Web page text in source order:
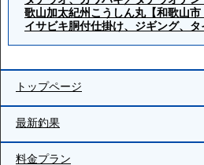
歌山加太紀州こうしん丸【和歌山
イサビキ胴付仕掛け、ジギング、
トップページ
最新釣果
料金プラン